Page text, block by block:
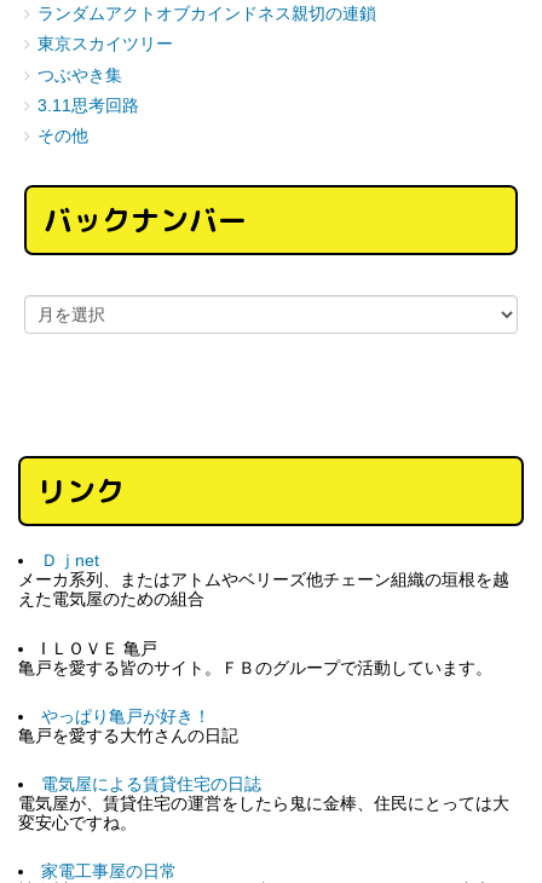
ランダムアクトオブカインドネス親切の連鎖
東京スカイツリー
つぶやき集
3.11思考回路
その他
バックナンバー
リンク
Ｄｊnet
メーカ系列、またはアトムやベリーズ他チェーン組織の垣根を越
えた電気屋のための組合
I ＬＯＶＥ 亀戸
亀戸を愛する皆のサイト。ＦＢのグループで活動しています。
やっぱり亀戸が好き！
亀戸を愛する大竹さんの日記
電気屋による賃貸住宅の日誌
電気屋が、賃貸住宅の運営をしたら鬼に金棒、住民にとっては大
変安心ですね。
家電工事屋の日常